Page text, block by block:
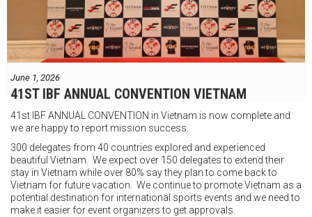
FIGHTS IN THE CITY
Được tổ chức bởi Jamie Myer Productions
Jesse Travers vs Fidelis Laia
Thông tin sự kiện:
Ngày: 18 tháng 7
Địa điểm: Mantra on View, Surfers Paradise, Queensland, Úc
June 1, 2026
41ST IBF ANNUAL CONVENTION VIETNAM
41st IBF ANNUAL CONVENTION in Vietnam is now complete and
we are happy to report mission success.
300 delegates from 40 countries explored and experienced
beautiful Vietnam. We expect over 150 delegates to extend their
stay in Vietnam while over 80% say they plan to come back to
Vietnam for future vacation. We continue to promote Vietnam as a
potential destination for international sports events and we need to
make it easier for event organizers to get approvals.